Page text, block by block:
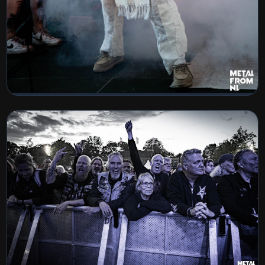
Jera on Air 2026
BEKIJK COLLECTIE